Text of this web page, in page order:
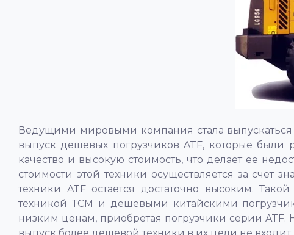
Ведущими мировыми компания стала
выпуск дешевых погрузчиков ATF, которые были
качество и высокую стоимость, что делает ее
стоимости этой техники осуществляется за счет
техники ATF остается достаточно высоким.
техникой ТСМ и дешевыми китайскими
низким ценам, приобретая погрузчики серии